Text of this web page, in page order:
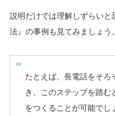
説明だけでは理解しずらい
法』の事例も見てみましょう。
たとえば、長電話をそろ
き、このステップを踏む
をつくることが可能でし